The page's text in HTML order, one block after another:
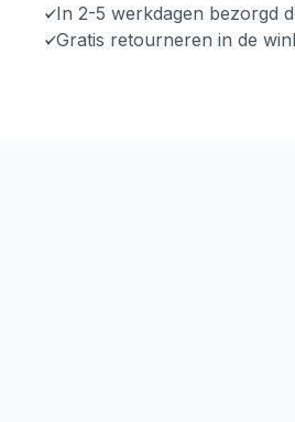
In 2-5 werkdagen bezorgd
Gratis retourneren in de